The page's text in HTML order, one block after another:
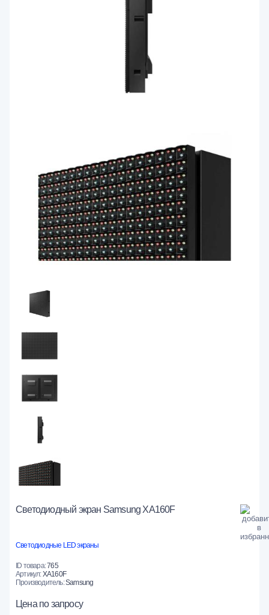
Светодиодный экран Samsung XA160F
Светодиодные LED экраны
ID товара:765
Артикул:XA160F
Производитель:Samsung
Цена по запросу